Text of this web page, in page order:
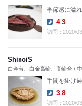
季節感に溢
Dinner:
4.3
訪問：2020/03
ShinoiS
白金台、白金高輪、高輪台 /
手間を掛け
Dinner:
3.8
訪問：2020/03